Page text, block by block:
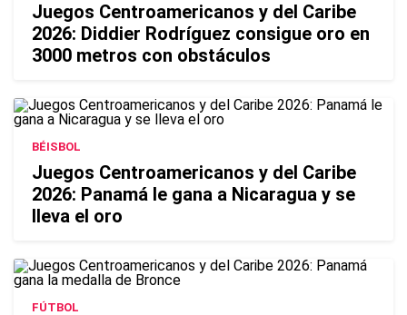
Juegos Centroamericanos y del Caribe
2026: Diddier Rodríguez consigue oro en
3000 metros con obstáculos
BÉISBOL
Juegos Centroamericanos y del Caribe
2026: Panamá le gana a Nicaragua y se
lleva el oro
FÚTBOL